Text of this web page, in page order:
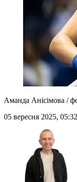
Аманда Анісімова /
05 вересня 2025, 05:32